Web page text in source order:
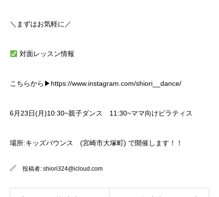
＼まずはお気軽に／
対面レッスン情報
こちらから▶︎https://www.instagram.com/shiori__dance/
6月23日(月)10:30~親子ダンス 11:30~ママ向けピラティス
場所:キッズバウンス (宮崎市大塚町) で開催します！！
投稿者: shiori324@icloud.com